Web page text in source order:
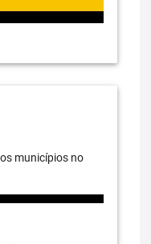
municípios no